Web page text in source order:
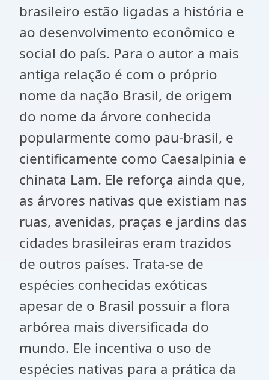
brasileiro estão ligadas a história e
ao desenvolvimento econômico e
social do país. Para o autor a mais
antiga relação é com o próprio
nome da nação Brasil, de origem
do nome da árvore conhecida
popularmente como pau-brasil, e
cientificamente como Caesalpinia e
chinata Lam. Ele reforça ainda que,
as árvores nativas que existiam nas
ruas, avenidas, praças e jardins das
cidades brasileiras eram trazidos
de outros países. Trata-se de
espécies conhecidas exóticas
apesar de o Brasil possuir a flora
arbórea mais diversificada do
mundo. Ele incentiva o uso de
espécies nativas para a prática da